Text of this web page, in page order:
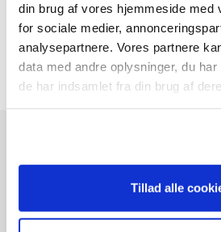
din brug af vores hjemmeside med
for sociale medier,
analysepartnere. Vores partnere
data med andre oplysninger, du
de har indsamlet fra din brug af
Tillad alle
Erhverv
Afhentning i Odense
Speditør vælges når du går til